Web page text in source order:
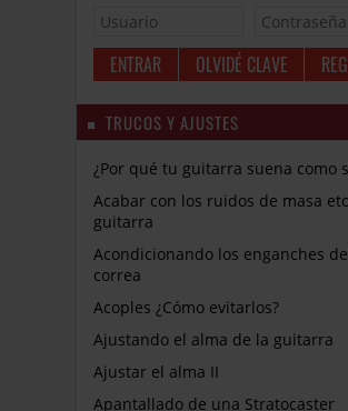
OLVIDÉ CLAVE
TRUCOS Y AJUSTES
¿Por qué tu guitarra suena como
Acabar con los ruidos de masa
guitarra
Acondicionando los enganches
correa
Acoples ¿Cómo evitarlos?
Ajustando el alma de la guitarra
Ajustar el alma II
Apantallado de una Stratocaster